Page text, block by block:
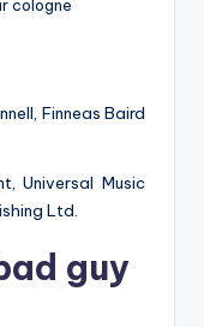
cologne
Finneas Baird
Universal Music
Ltd.
guy